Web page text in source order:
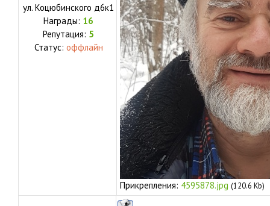
ул. Коцюбинского д6к1
Награды: 16
Репутация: 5
Статус: оффлайн
Прикрепления: 4595878.jpg (120.6 Kb)